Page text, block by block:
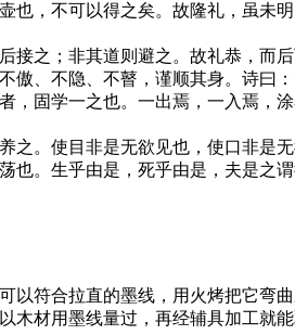
，不可以得之矣。故隆礼，虽未
之；非其道则避之。故礼恭，而
、不隐、不瞽，谨顺其身。诗曰
固学一之也。一出焉，一入焉，
。使目非是无欲见也，使口非是
。生乎由是，死乎由是，夫是之
符合拉直的墨线，用火烤把它弯
材用墨线量过，再经辅具加工就